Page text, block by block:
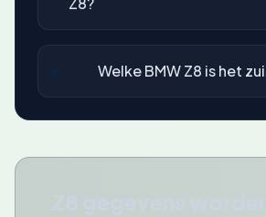
Welke BMW Z8 is het